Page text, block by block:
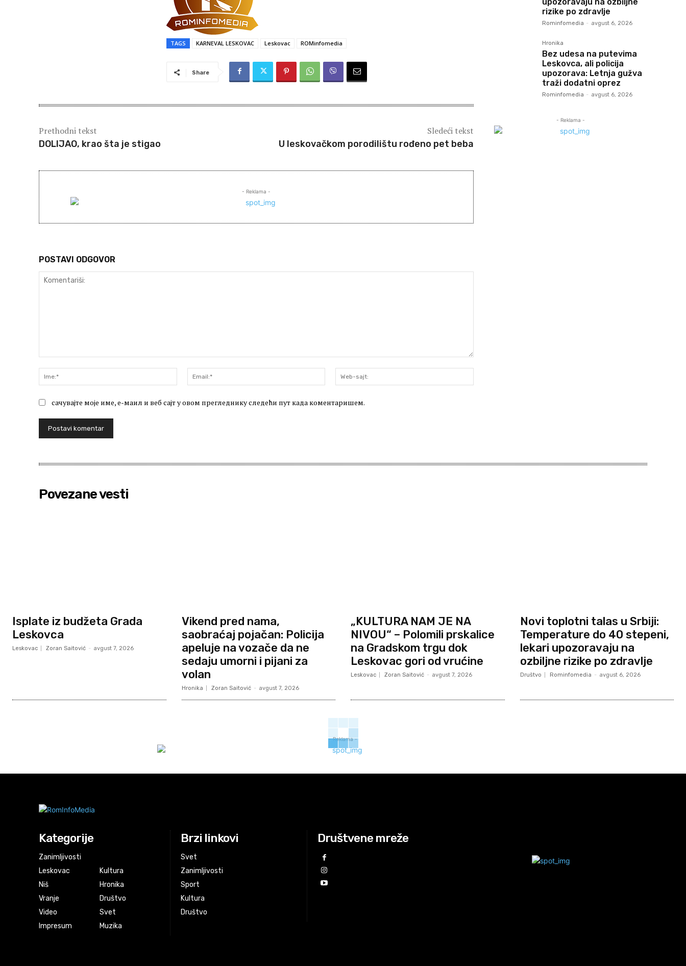
TAGS KARNEVAL LESKOVAC Leskovac ROMinfomedia
Share
Prethodni tekst
DOLIJAO, krao šta je stigao
Sledeći tekst
U leskovačkom porodilištu rođeno pet beba
- Reklama -
POSTAVI ODGOVOR
Ime:*
Email:*
sajt:
сачувајте моје име, е-маил и веб сајт у овом прегледнику следећи пут када коментаришем.
rizike po zdravlje
Rominfomedia - avgust 6, 2026
Hronika
Bez udesa na putevima
Leskovca, ali policija
upozorava: Letnja gužva
traži dodatni oprez
Rominfomedia - avgust 6, 2026
- Reklama -
Povezane vesti
Isplate iz budžeta Grada
Leskovca
Leskovac Zoran Saitović - avgust 7, 2026
Vikend pred nama,
saobraćaj pojačan: Policija
apeluje na vozače da ne
sedaju umorni i pijani za
volan
Hronika Zoran Saitović - avgust 7, 2026
„KULTURA NAM JE NA
NIVOU“ – Polomili prskalice
na Gradskom trgu dok
Leskovac gori od vrućine
Leskovac Zoran Saitović - avgust 7, 2026
Novi toplotni talas u Srbiji:
Temperature do 40 stepeni,
lekari upozoravaju na
ozbiljne rizike po zdravlje
Društvo Rominfomedia - avgust 6, 2026
- Reklama -
Kategorije
Zanimljivosti
Leskovac
Niš
Vranje
Video
Impresum
Kultura
Hronika
Društvo
Svet
Muzika
Brzi linkovi
Svet
Zanimljivosti
Sport
Kultura
Društvo
Društvene mreže